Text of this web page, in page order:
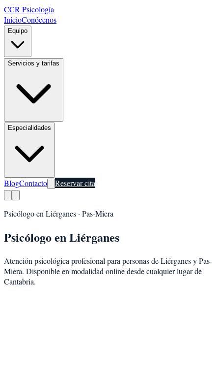
CCR Psicología
InicioConócenos
Equipo
Servicios y tarifas
Especialidades
BlogContacto Reservar cita
Psicólogo en Liérganes · Pas-Miera
Psicólogo enLiérganes
Atención psicológica profesional para personas deLiérganesyPas-
Miera. Disponible en modalidad online desde cualquier lugar de
Cantabria.